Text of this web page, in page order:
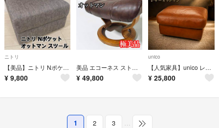
ニトリ
【美品】ニトリ Nポケット オットマン スツール NITORI
¥ 9,800
美品 エコーネス ストレスレス レノ M オットマンのみ 本革 ノルウェー製
¥ 49,800
unico
【人気家具】unico レザーオットマン 本革調スツール #61829
¥ 25,800
1 2 3 …